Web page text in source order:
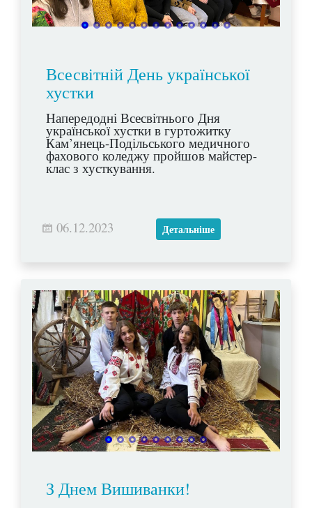
Всесвітній День української
хустки
Напередодні Всесвітнього Дня
української хустки в гуртожитку
Кам’янець-Подільського медичного
фахового коледжу пройшов майстер-
клас з хусткування.
06.12.2023 Детальніше
З Днем Вишиванки!